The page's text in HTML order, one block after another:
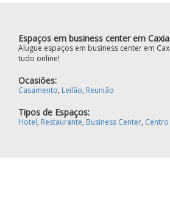
Espaços em business center em
Alugue espaços em business center em
tudo online!
Ocasiões:
Casamento, Leilão, Reunião
Tipos de Espaços:
Hotel, Restaurante, Business Center,